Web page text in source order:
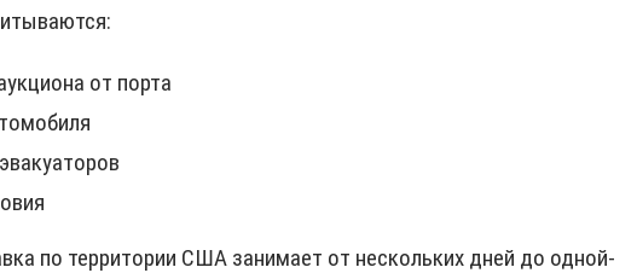
от порта
по территории США занимает от нескольких дней до одной-